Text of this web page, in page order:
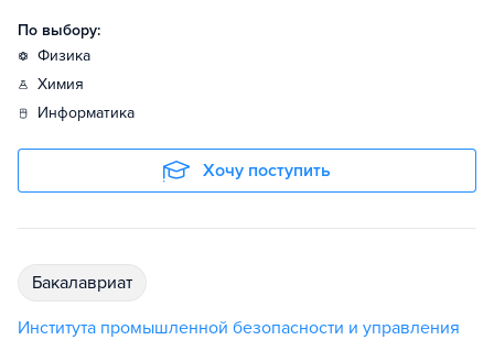
По выбору:
физика
химия
информатика
Хочу поступить
бакалавриат
Института промышленной безопасности и управления